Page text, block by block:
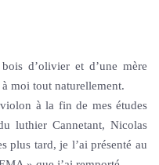
d’olivier et d’une mère
moi tout naturellement.
à la fin de mes études
luthier Cannetant, Nicolas
plus tard, je l’ai présenté au